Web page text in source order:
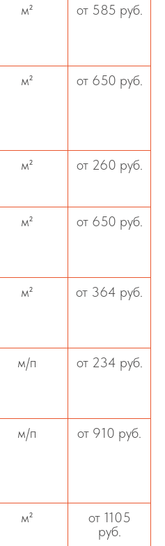
м² от 585 руб.
м² от 650 руб.
м² от 260 руб.
м² от 650 руб.
м² от 364 руб.
м/п от 234 руб.
м/п от 910 руб.
м²
от 1105
руб.